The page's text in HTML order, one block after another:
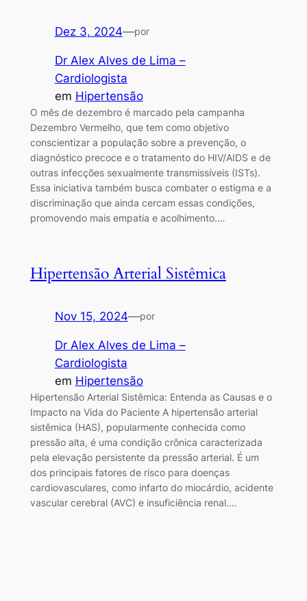
Dez 3, 2024—por
Dr Alex Alves de Lima –
Cardiologista
em Hipertensão
O mês de dezembro é marcado pela campanha
Dezembro Vermelho, que tem como objetivo
conscientizar a população sobre a prevenção, o
diagnóstico precoce e o tratamento do HIV/AIDS e de
outras infecções sexualmente transmissíveis (ISTs).
Essa iniciativa também busca combater o estigma e a
discriminação que ainda cercam essas condições,
promovendo mais empatia e acolhimento.…
Hipertensão Arterial Sistêmica
Nov 15, 2024—por
Dr Alex Alves de Lima –
Cardiologista
em Hipertensão
Hipertensão Arterial Sistêmica: Entenda as Causas e o
Impacto na Vida do Paciente A hipertensão arterial
sistêmica (HAS), popularmente conhecida como
pressão alta, é uma condição crônica caracterizada
pela elevação persistente da pressão arterial. É um
dos principais fatores de risco para doenças
cardiovasculares, como infarto do miocárdio, acidente
vascular cerebral (AVC) e insuficiência renal.…